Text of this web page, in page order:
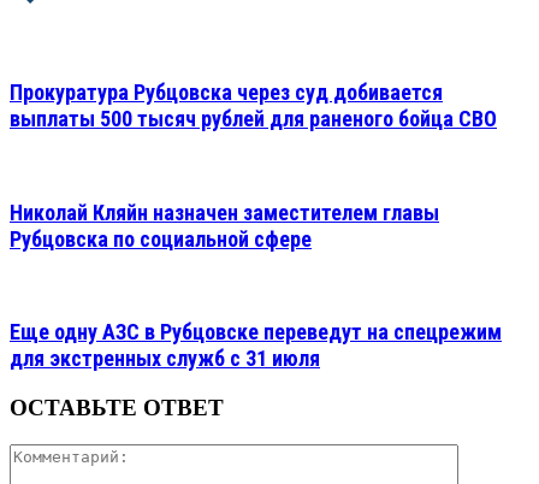
Прокуратура Рубцовска через суд добивается
выплаты 500 тысяч рублей для раненого бойца СВО
Николай Кляйн назначен заместителем главы
Рубцовска по социальной сфере
Еще одну АЗС в Рубцовске переведут на спецрежим
для экстренных служб с 31 июля
ОСТАВЬТЕ ОТВЕТ